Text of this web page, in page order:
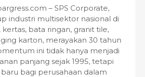
– SPS Corporate,
industri multisektor nasional di
kertas, bata ringan, granit tile,
karton, merayakan 30 tahun
ini tidak hanya menjadi
panjang sejak 1995, tetapi
bagi perusahaan dalam